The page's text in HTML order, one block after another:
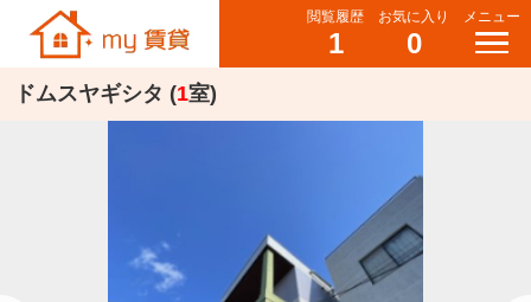
閲覧履歴
1
お気に入り
0
メニュー
ドムスヤギシタ (1室)